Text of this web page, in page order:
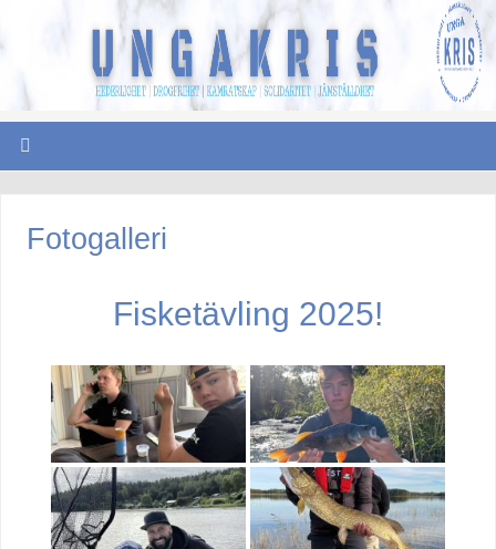
Fotogalleri
Fisketävling 2025!